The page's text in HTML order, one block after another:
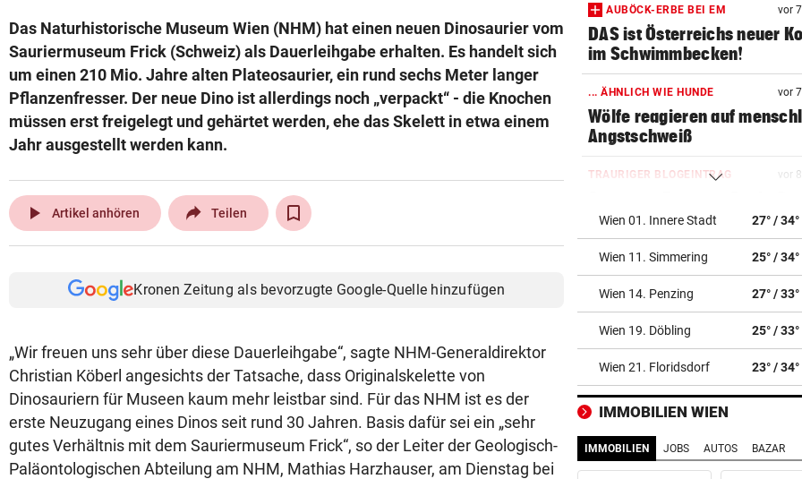
Das Naturhistorische Museum Wien (NHM) hat einen neuen Dinosaurier vom
Sauriermuseum Frick (Schweiz) als Dauerleihgabe erhalten. Es handelt sich
um einen 210 Mio. Jahre alten Plateosaurier, ein rund sechs Meter langer
Pflanzenfresser. Der neue Dino ist allerdings noch „verpackt“ - die Knochen
müssen erst freigelegt und gehärtet werden, ehe das Skelett in etwa einem
Jahr ausgestellt werden kann.
play_arrow Artikel anhören Teilen
Kronen Zeitung als bevorzugte Google-Quelle hinzufügen
„Wir freuen uns sehr über diese Dauerleihgabe“, sagte NHM-Generaldirektor
Christian Köberl angesichts der Tatsache, dass Originalskelette von
Dinosauriern für Museen kaum mehr leistbar sind. Für das NHM ist es der
erste Neuzugang eines Dinos seit rund 30 Jahren. Basis dafür sei ein „sehr
gutes Verhältnis mit dem Sauriermuseum Frick“, so der Leiter der Geologisch-
Paläontologischen Abteilung am NHM, Mathias Harzhauser, am Dienstag bei
AUBÖCK-ERBE BEI EM vor
DAS ist Österreichs neuer
im Schwimmbecken!
... ÄHNLICH WIE HUNDE vor
Wölfe reagieren auf
Angstschweiß
TRAURIGER BLOGEINTRAG vor
R. R. Martin (77)
CAUSA SCHEIDER & JOST vor
Überstundenaffäre im
Gericht greift ein
24 KRÄFTE PRO TAG vor
Bundesländer müssen
nach Wien schicken
WARNSTUFE ORANGE
Starkregen, Sturm: Jetzt
Unwetterwarnung für Tirol
Wien 01. Innere Stadt 27° / 34°
Wien 11. Simmering 25° / 34°
Wien 14. Penzing 27° / 33°
Wien 19. Döbling 25° / 33°
Wien 21. Floridsdorf 23° / 34°
IMMOBILIEN WIEN
IMMOBILIEN JOBS AUTOS BAZAR